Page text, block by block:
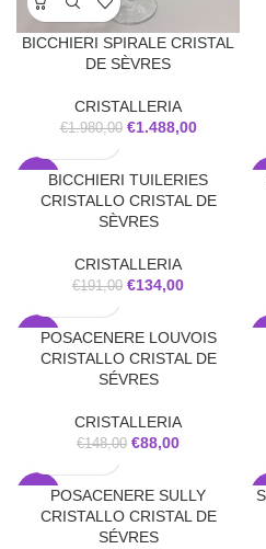
BICCHIERI SPIRALE CRISTAL
DE SÈVRES
CRISTALLERIA
€1.980,00 €1.488,00
-30%BICCHIERI TUILERIES
CRISTALLO CRISTAL DE
SÈVRES
CRISTALLERIA
€191,00 €134,00
-41%POSACENERE LOUVOIS
CRISTALLO CRISTAL DE
SÉVRES
CRISTALLERIA
€148,00 €88,00
POSACENERE SULLY
CRISTALLO CRISTAL DE
SÉVRES
-